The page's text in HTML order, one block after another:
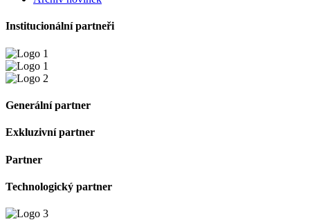
Institucionální partneři
Generální partner
Exkluzivní partner
Partner
Technologický partner